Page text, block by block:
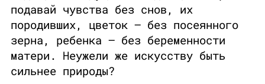
подавай чувства без снов, их
породивших, цветок — без посеянного
зерна, ребенка — без беременности
матери. Неужели же искусству быть
сильнее природы?